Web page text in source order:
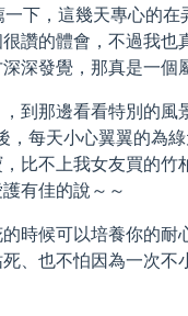
下，這幾天專心的在
讚的體會，不過我也
深發覺，那真是一
到那邊看看特別的風
，每天小心翼翼的為
比不上我女友買的竹
有佳的說～～
時候可以培養你的耐
、也不怕因為一次不